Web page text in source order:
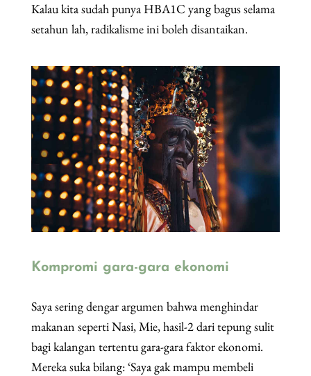
Kalau kita sudah punya HBA1C yang bagus selama
setahun lah, radikalisme ini boleh disantaikan.
Kompromi gara-gara ekonomi
Saya sering dengar argumen bahwa menghindar
makanan seperti Nasi, Mie, hasil-2 dari tepung sulit
bagi kalangan tertentu gara-gara faktor ekonomi.
Mereka suka bilang: ‘Saya gak mampu membeli